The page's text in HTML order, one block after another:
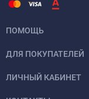
ПОМОЩЬ
ДЛЯ ПОКУПАТЕЛЕЙ
ЛИЧНЫЙ КАБИНЕТ